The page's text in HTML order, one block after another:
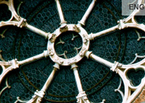
ENG